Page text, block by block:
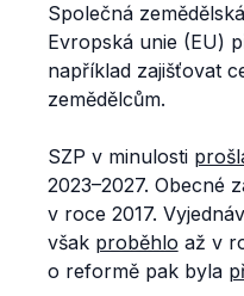
Společná
Evropská unie (EU)
například zajišťovat
zemědělcům.
SZP v minulosti
2023–2027. Obecné
v roce 2017.
však proběhlo až v
o reformě pak byla